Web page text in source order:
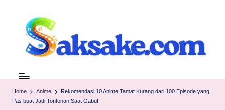
k
tanpa
Basa
Basi
Home Anime
Rekomendasi 10 Anime Tamat Kurang dari 100 Episode yang
Pas buat Jadi Tontonan Saat Gabut